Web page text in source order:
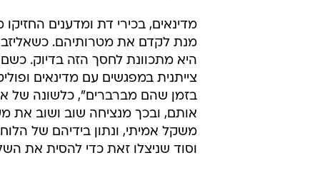
מדינאים, בכירי דת ומדענים החזיקו
מנת לקדם את מטרותיהם.
היא מתכוונת לחסך הזה בדיוק.
צייתנית במפגשים עם מדינאים
בזמן שהם מברברים", כלשונה של
אותם, ובכך מנציחה שוב ושוב את
משקל אמיתי, ונתון בידיהם של
וסוד שניצלו זאת כדי להסית את